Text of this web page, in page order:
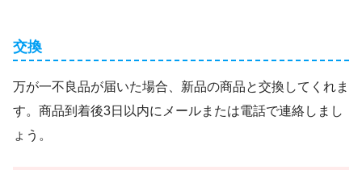
交換
万が一不良品が届いた場合、新品の商品と交換してくれま
す。商品到着後3日以内にメールまたは電話で連絡しまし
ょう。